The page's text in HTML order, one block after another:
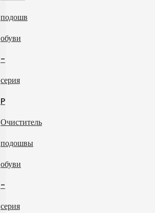
подошв
обуви
-
серия
P
Очиститель
подошвы
обуви
-
серия